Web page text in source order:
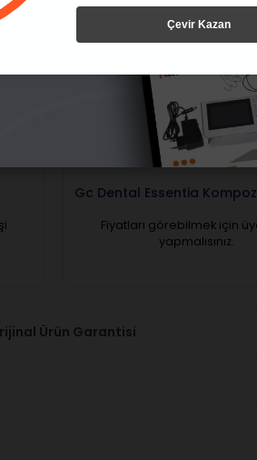
Ücretsiz Kargo
Gc Dental Essentia
Fiyatları görebilmek için
yapmalısınız.
Ürün Garantisi
Çevir Kazan